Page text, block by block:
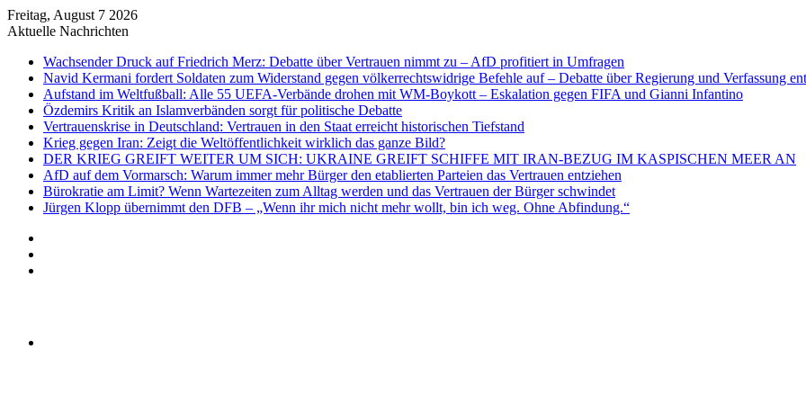
Freitag, August 7 2026
Aktuelle Nachrichten
Wachsender Druck auf Friedrich Merz: Debatte über Vertrauen nimmt zu – AfD profitiert in Umfragen
Navid Kermani fordert Soldaten zum Widerstand gegen völkerrechtswidrige Befehle auf – Debatte über Regierung und Verfassung
Aufstand im Weltfußball: Alle 55 UEFA-Verbände drohen mit WM-Boykott – Eskalation gegen FIFA und Gianni Infantino
Özdemirs Kritik an Islamverbänden sorgt für politische Debatte
Vertrauenskrise in Deutschland: Vertrauen in den Staat erreicht historischen Tiefstand
Krieg gegen Iran: Zeigt die Weltöffentlichkeit wirklich das ganze Bild?
DER KRIEG GREIFT WEITER UM SICH: UKRAINE GREIFT SCHIFFE MIT IRAN-BEZUG IM KASPISCHEN MEER AN
AfD auf dem Vormarsch: Warum immer mehr Bürger den etablierten Parteien das Vertrauen entziehen
Bürokratie am Limit? Wenn Wartezeiten zum Alltag werden und das Vertrauen der Bürger schwindet
Jürgen Klopp übernimmt den DFB – „Wenn ihr mich nicht mehr wollt, bin ich weg. Ohne Abfindung.“